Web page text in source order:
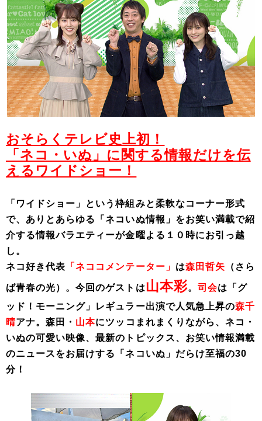
おそらくテレビ史上初！
「ネコ・いぬ」に関する情報だけを伝
えるワイドショー！
「ワイドショー」という枠組みと柔軟なコーナー形式
で、ありとあらゆる「ネコいぬ情報」をお笑い満載で紹
介する情報バラエティーが金曜よる１０時にお引っ越
し。
ネコ好き代表 「ネココメンテーター」 は森田哲矢 （さら
ば青春の光）。今回のゲストは山本彩。 司会は「グ
ッド！モーニング」レギュラー出演で人気急上昇の森千
晴アナ。森田・ 山本にツッコまれまくりながら、ネコ・
いぬの可愛い映像、最新のトピックス、お笑い情報満載
のニュースをお届けする「ネコいぬ」だらけ至福の30
分！